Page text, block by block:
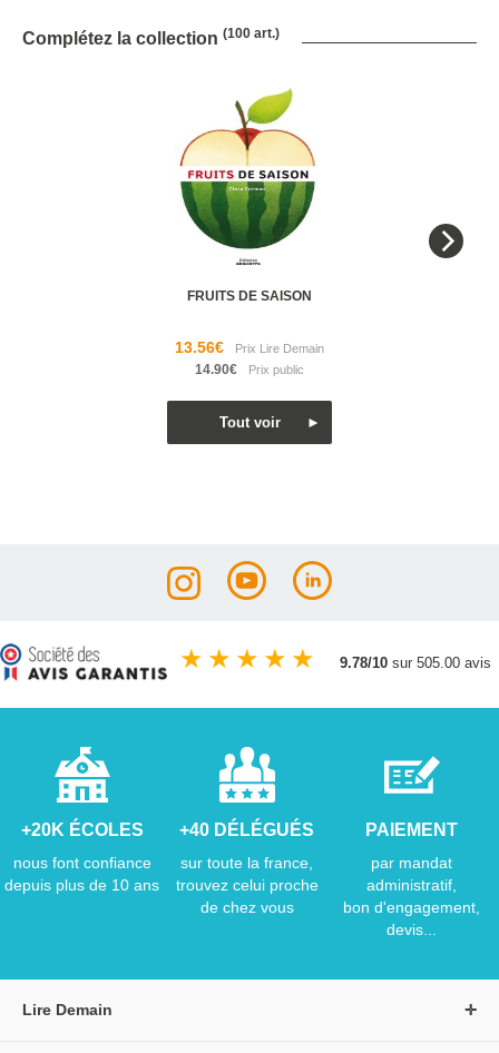
Complétez la collection (100 art.)
FRUITS DE SAISON
13.56€
14.90€
★ ★ ★ ★ ★ 9.78/10 sur 505.00 avis
+20K ÉCOLES
nous font confiance
depuis plus de 10 ans
+40 DÉLÉGUÉS
sur toute la france,
trouvez celui proche
de chez vous
PAIEMENT
par mandat
administratif,
bon d'engagement,
devis...
Lire Demain